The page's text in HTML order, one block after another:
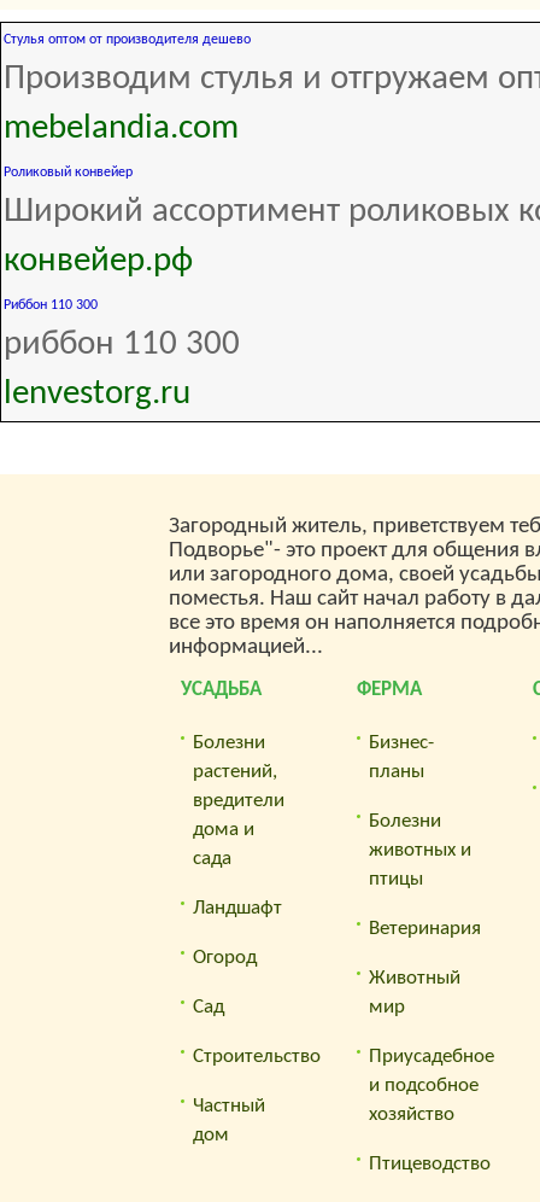
Стулья оптом от производителя дешево
Производим стулья и отгружаем
mebelandia.com
Роликовый конвейер
Широкий ассортимент роликовых
конвейер.рф
Риббон 110 300
риббон 110 300
lenvestorg.ru
Загородный житель, приветствуем
Подворье"- это проект для общения
или загородного дома, своей
поместья. Наш сайт начал работу в
все это время он наполняется
информацией...
УСАДЬБА
Болезни
растений,
вредители
дома и
сада
Ландшафт
Огород
Сад
Строительство
Частный
дом
ФЕРМА
Бизнес-
планы
Болезни
животных и
птицы
Ветеринария
Животный
мир
Приусадебное
и подсобное
хозяйство
Птицеводство